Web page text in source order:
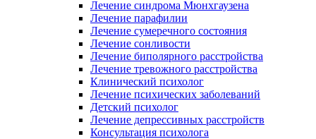
Лечение синдрома Мюнхгаузена
Лечение парафилии
Лечение сумеречного состояния
Лечение сонливости
Лечение биполярного расстройства
Лечение тревожного расстройства
Клинический психолог
Лечение психических заболеваний
Детский психолог
Лечение депрессивных расстройств
Консультация психолога